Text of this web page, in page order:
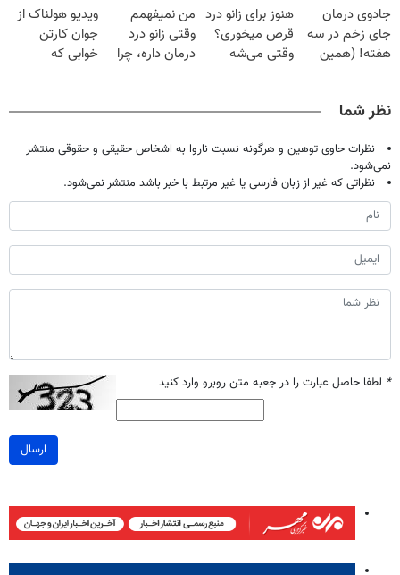
خانگی
میلیون تومان!!!
جادوی درمان
جای زخم در سه
هفته! (همین
هنوز برای زانو درد
قرص میخوری؟
وقتی می‌شه
من نمیفهمم
وقتی زانو درد
درمان داره، چرا
ویدیو هولناک از
جوان کارتن
خوابی که
نظر شما
نظرات حاوی توهین و هرگونه نسبت ناروا به اشخاص حقیقی و حقوقی منتشر
نمی‌شود.
نظراتی که غیر از زبان فارسی یا غیر مرتبط با خبر باشد منتشر نمی‌شود.
* لطفا حاصل عبارت را در جعبه متن روبرو وارد کنید
ارسال